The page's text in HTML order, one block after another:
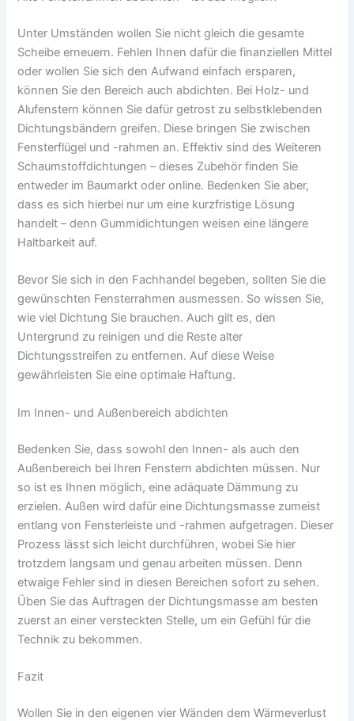
Unter Umständen wollen Sie nicht gleich die gesamte
Scheibe erneuern. Fehlen Ihnen dafür die finanziellen Mittel
oder wollen Sie sich den Aufwand einfach ersparen,
können Sie den Bereich auch abdichten. Bei Holz- und
Alufenstern können Sie dafür getrost zu selbstklebenden
Dichtungsbändern greifen. Diese bringen Sie zwischen
Fensterflügel und -rahmen an. Effektiv sind des Weiteren
Schaumstoffdichtungen – dieses Zubehör finden Sie
entweder im Baumarkt oder online. Bedenken Sie aber,
dass es sich hierbei nur um eine kurzfristige Lösung
handelt – denn Gummidichtungen weisen eine längere
Haltbarkeit auf.
Bevor Sie sich in den Fachhandel begeben, sollten Sie die
gewünschten Fensterrahmen ausmessen. So wissen Sie,
wie viel Dichtung Sie brauchen. Auch gilt es, den
Untergrund zu reinigen und die Reste alter
Dichtungsstreifen zu entfernen. Auf diese Weise
gewährleisten Sie eine optimale Haftung.
Im Innen- und Außenbereich abdichten
Bedenken Sie, dass sowohl den Innen- als auch den
Außenbereich bei Ihren Fenstern abdichten müssen. Nur
so ist es Ihnen möglich, eine adäquate Dämmung zu
erzielen. Außen wird dafür eine Dichtungsmasse zumeist
entlang von Fensterleiste und -rahmen aufgetragen. Dieser
Prozess lässt sich leicht durchführen, wobei Sie hier
trotzdem langsam und genau arbeiten müssen. Denn
etwaige Fehler sind in diesen Bereichen sofort zu sehen.
Üben Sie das Auftragen der Dichtungsmasse am besten
zuerst an einer versteckten Stelle, um ein Gefühl für die
Technik zu bekommen.
Fazit
Wollen Sie in den eigenen vier Wänden dem Wärmeverlust